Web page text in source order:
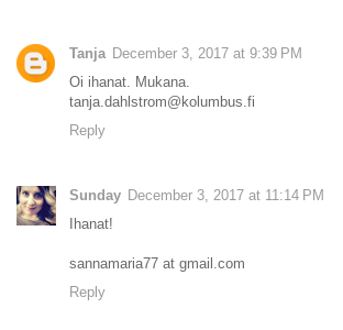
Tanja December 3, 2017 at 9:39 PM
Oi ihanat. Mukana.
tanja.dahlstrom@kolumbus.fi
Reply
Sunday December 3, 2017 at 11:14 PM
Ihanat!
sannamaria77 at gmail.com
Reply